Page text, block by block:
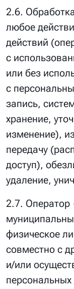
2.6.
любое
действий
с
или без
с
запись,
хранение,
изменение),
передачу
доступ),
удаление,
2.7. Оператор
физическое
совместно с
и/или